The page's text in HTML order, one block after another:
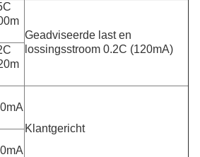
Geadviseerde last en
lossingsstroom 0.2C (120mA)
Klantgericht